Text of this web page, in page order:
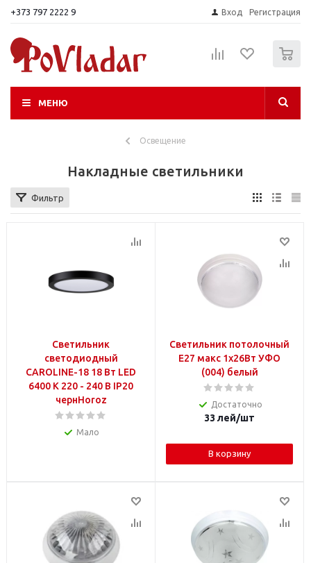
+373 797 2222 9 Вход Регистрация
МЕНЮ
Освещение
Накладные светильники
Фильтр
Светильник
светодиодный
CAROLINE-18 18 Вт LED
6400 K 220 - 240 В IP20
чернHoroz
Мало
Светильник потолочный
Е27 макс 1х26Вт УФО
(004) белый
Достаточно
33 лей/шт
В корзину